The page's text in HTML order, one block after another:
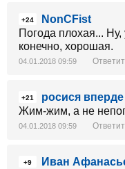
+24
NonCFist
Погода плохая...
конечно, хорошая.
04.01.2018 09:59
+21
росися вперде
Жим-жим, а не
04.01.2018 09:59
+9
Иван